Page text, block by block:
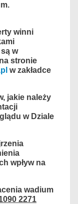
winni
w
stronie
w zakładce
jakie należy
w Dziale
wpływ na
wadium
2271